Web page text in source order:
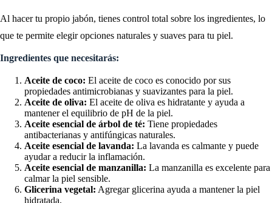
Al hacer tu propio jabón, tienes control total sobre los ingredientes, lo
que te permite elegir opciones naturales y suaves para tu piel.
Ingredientes que necesitarás:
Aceite de coco: El aceite de coco es conocido por sus
propiedades antimicrobianas y suavizantes para la piel.
Aceite de oliva: El aceite de oliva es hidratante y ayuda a
mantener el equilibrio de pH de la piel.
Aceite esencial de árbol de té: Tiene propiedades
antibacterianas y antifúngicas naturales.
Aceite esencial de lavanda: La lavanda es calmante y puede
ayudar a reducir la inflamación.
Aceite esencial de manzanilla: La manzanilla es excelente para
calmar la piel sensible.
Glicerina vegetal: Agregar glicerina ayuda a mantener la piel
hidratada.